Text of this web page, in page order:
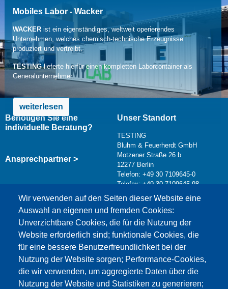
Mobiles Labor - Wacker
WACKERist ein eigenständiges, weltweit operierendes
Unternehmen, welches chemisch-technische Erzeugnisse
produziert und vertreibt.
TESTINGlieferte hierfür einen kompletten Laborcontainer als
Generalunternehmer.
weiterlesen
Wir verwenden auf den Seiten dieser Website eine
Auswahl an eigenen und fremden Cookies:
Unverzichtbare Cookies, die für die Nutzung der
Website erforderlich sind; funktionale Cookies, die
für eine bessere Benutzerfreundlichkeit bei der
Nutzung der Website sorgen; Performance-Cookies,
die wir verwenden, um aggregierte Daten über die
Nutzung der Website und Statistiken zu generieren;
Benötigen Sie eine
individuelle Beratung?
Ansprechpartner >
Unser Standort
TESTING
Bluhm & Feuerherdt GmbH
Motzener Straße 26 b
12277 Berlin
Telefon: +49 30 7109645-0
Telefax: +49 30 7109645-98
info@testing.de
Dieser Inhalt ist blockiert, da die Google Maps